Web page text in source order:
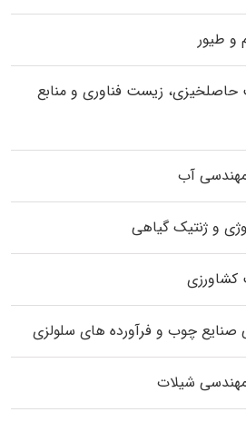
و طیور
حاصلخیزی، زیست فناوری و منابع
آب
و ژنتیک گیاهی
کشاورزی
صنایع چوب و فرآورده‌ های سلولزی
شیلات